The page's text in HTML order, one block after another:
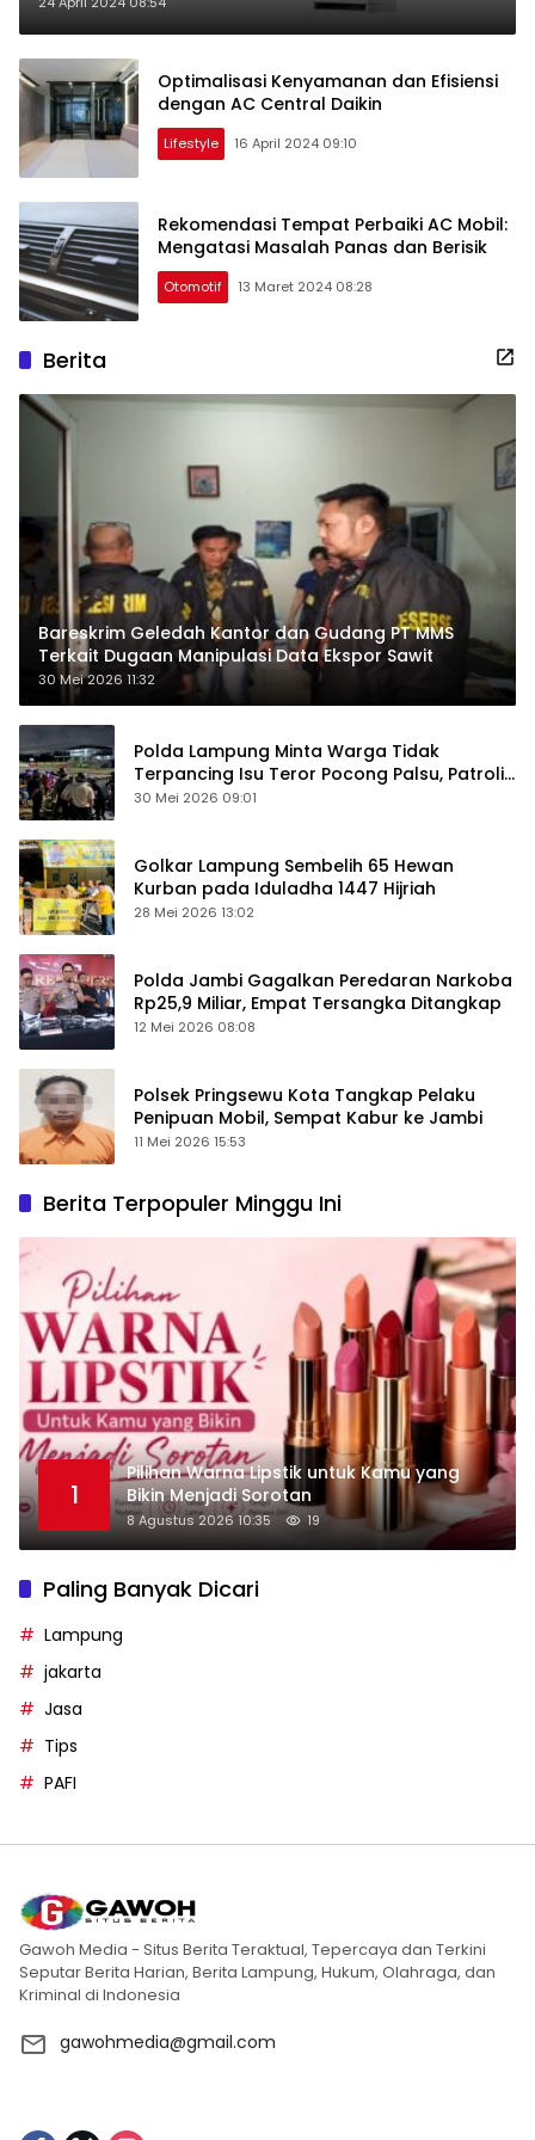
Optimalisasi Kenyamanan dan Efisiensi
dengan AC Central Daikin
Lifestyle 16 April 2024 09:10
Rekomendasi Tempat Perbaiki AC Mobil:
Mengatasi Masalah Panas dan Berisik
Otomotif 13 Maret 2024 08:28
Berita
Bareskrim Geledah Kantor dan Gudang PT MMS
Terkait Dugaan Manipulasi Data Ekspor Sawit
30 Mei 2026 11:32
Polda Lampung Minta Warga Tidak
Terpancing Isu Teror Pocong Palsu, Patroli
Keamanan Ditingkatkan
30 Mei 2026 09:01
Golkar Lampung Sembelih 65 Hewan
Kurban pada Iduladha 1447 Hijriah
28 Mei 2026 13:02
Polda Jambi Gagalkan Peredaran Narkoba
Rp25,9 Miliar, Empat Tersangka Ditangkap
12 Mei 2026 08:08
Polsek Pringsewu Kota Tangkap Pelaku
Penipuan Mobil, Sempat Kabur ke Jambi
11 Mei 2026 15:53
Berita Terpopuler Minggu Ini
1
Pilihan Warna Lipstik untuk Kamu yang
Bikin Menjadi Sorotan
8 Agustus 2026 10:35 19
Paling Banyak Dicari
Lampung
jakarta
Jasa
Tips
PAFI
Gawoh Media - Situs Berita Teraktual, Tepercaya dan Terkini
Seputar Berita Harian, Berita Lampung, Hukum, Olahraga, dan
Kriminal di Indonesia
gawohmedia@gmail.com